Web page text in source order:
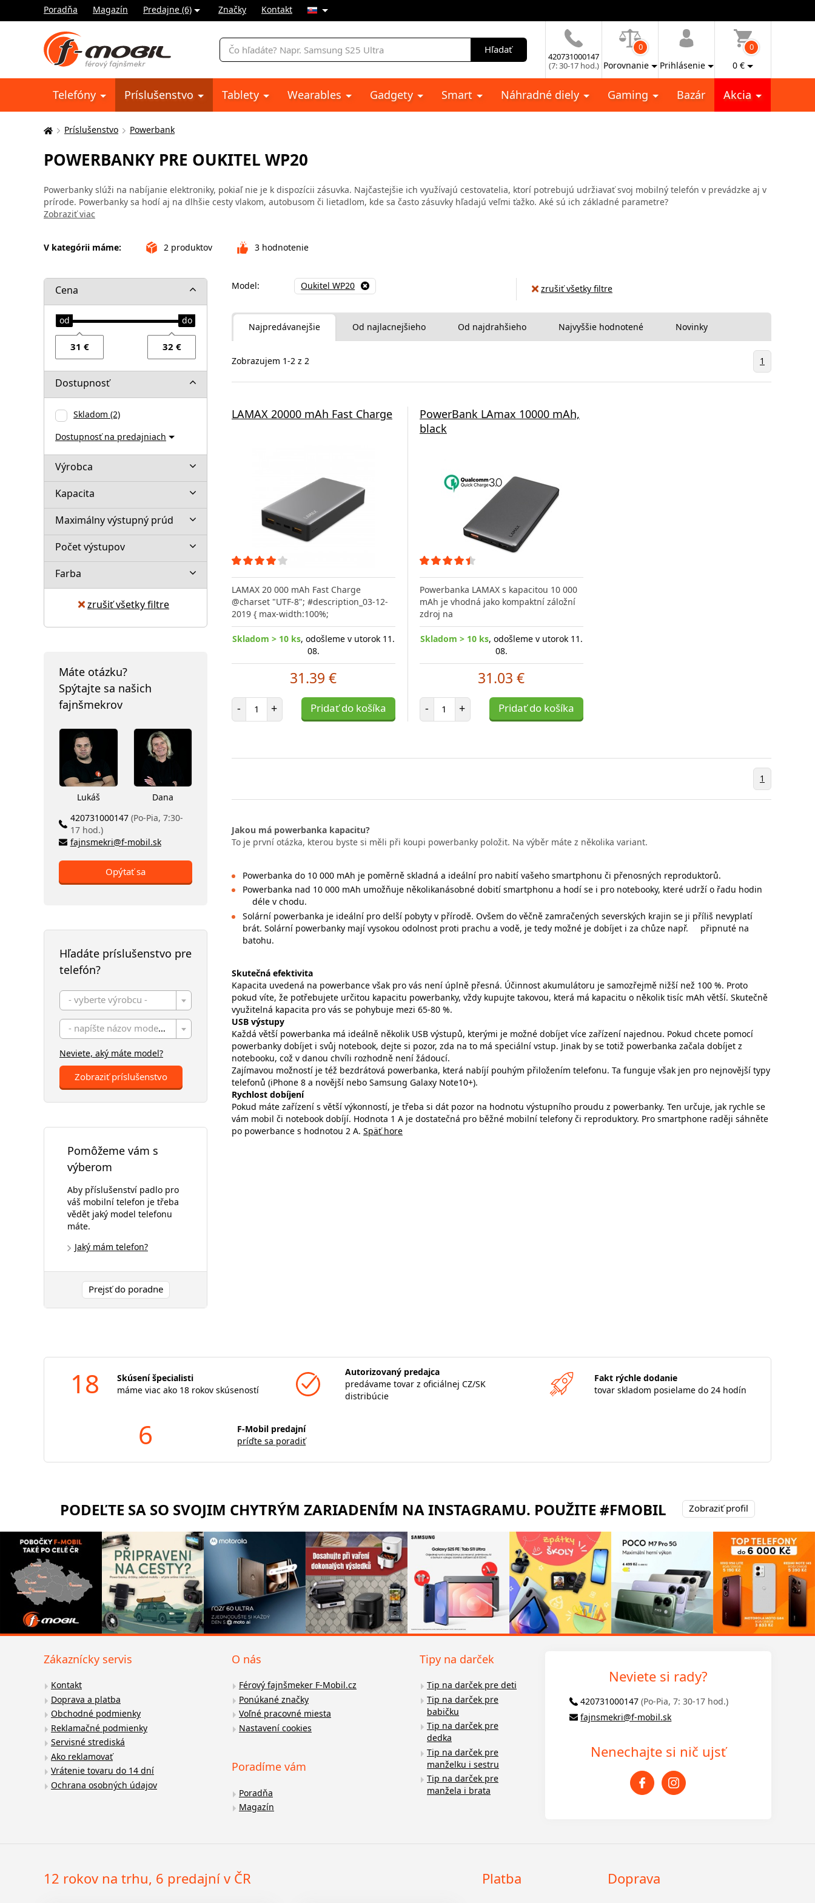
Poradňa Magazín Predajne (6) Značky Kontakt
Vyhľadávanie
Hľadať
420731000147
(7: 30-17 hod.)
0
Porovnanie Prihlásenie
0
0 €
Telefóny Príslušenstvo Tablety Wearables Gadgety Smart Náhradné diely Gaming Bazár Akcia
Tu
nachádzate:
Príslušenstvo Powerbank
POWERBANKY PRE OUKITEL WP20
Powerbanky slúži na nabíjanie elektroniky, pokiaľ nie je k dispozícii zásuvka. Najčastejšie ich využívajú cestovatelia, ktorí potrebujú udržiavať svoj mobilný telefón v prevádzke aj v
prírode. Powerbanky sa hodí aj na dlhšie cesty vlakom, autobusom či lietadlom, kde sa často zásuvky hľadajú veľmi ťažko. Aké sú ich základné parametre?
Zobraziť viac
V kategórii máme: 2 produktov 3 hodnotenie
Cena
Dostupnosť
Skladom (2)
Dostupnosť na predajniach
Výrobca
Kapacita
Maximálny výstupný prúd
Počet výstupov
Farba
zrušiť všetky filtre
Máte otázku?
Spýtajte sa našich
fajnšmekrov
Lukáš
Dana
420731000147 (Po-Pia, 7:30-
17 hod.)
fajnsmekri@f-mobil.sk
Opýtať sa
Hľadáte príslušenstvo pre
telefón?
- vyberte výrobcu -
- napíšte názov modelu -
Neviete, aký máte model?
Zobraziť príslušenstvo
Pomôžeme vám s
výberom
Aby příslušenství padlo pro
váš mobilní telefon je třeba
vědět jaký model telefonu
máte.
Jaký mám telefon?
Prejsť do poradne
Model: Oukitel WP20 zrušiť všetky filtre
Najpredávanejšie Od najlacnejšieho Od najdrahšieho Najvyššie hodnotené Novinky
Zobrazujem 1-2 z 2 1
LAMAX 20000 mAh Fast Charge
LAMAX 20 000 mAh Fast Charge
@charset "UTF-8"; #description_03-12-
2019 { max-width:100%;
Skladom > 10 ks, odošleme v utorok 11.
08.
31.39 €
- Počet položiek
+ Pridať do košíka
PowerBank LAmax 10000 mAh,
black
Powerbanka LAMAX s kapacitou 10 000
mAh je vhodná jako kompaktní záložní
zdroj na
Skladom > 10 ks, odošleme v utorok 11.
08.
31.03 €
- Počet položiek
+ Pridať do košíka
1
Jakou má powerbanka kapacitu?
To je první otázka, kterou byste si měli při koupi powerbanky položit. Na výběr máte z několika variant.
Powerbanka do 10 000 mAh je poměrně skladná a ideální pro nabití vašeho smartphonu či přenosných reproduktorů.
Powerbanka nad 10 000 mAh umožňuje několikanásobné dobití smartphonu a hodí se i pro notebooky, které udrží o řadu hodin
déle v chodu.
Solární powerbanka je ideální pro delší pobyty v přírodě. Ovšem do věčně zamračených severských krajin se ji příliš nevyplatí
brát. Solární powerbanky mají vysokou odolnost proti prachu a vodě, je tedy možné je dobíjet i za chůze např.
připnuté na
batohu.
Skutečná efektivita
Kapacita uvedená na powerbance však pro vás není úplně přesná. Účinnost akumulátoru je samozřejmě nižší než 100 %. Proto
pokud víte, že potřebujete určitou kapacitu powerbanky, vždy kupujte takovou, která má kapacitu o několik tisíc mAh větší. Skutečně
využitelná kapacita pro vás se pohybuje mezi 65-80 %.
USB výstupy
Každá větší powerbanka má ideálně několik USB výstupů, kterými je možné dobíjet více zařízení najednou. Pokud chcete pomocí
powerbanky dobíjet i svůj notebook, dejte si pozor, zda na to má speciální vstup. Jinak by se totiž powerbanka začala dobíjet z
notebooku, což v danou chvíli rozhodně není žádoucí.
Zajímavou možností je též bezdrátová powerbanka, která nabíjí pouhým přiložením telefonu. Ta funguje však jen pro nejnovější typy
telefonů (iPhone 8 a novější nebo Samsung Galaxy Note10+).
Rychlost dobíjení
Pokud máte zařízení s větší výkonností, je třeba si dát pozor na hodnotu výstupního proudu z powerbanky. Ten určuje, jak rychle se
vám mobil či notebook dobíjí. Hodnota 1 A je dostatečná pro běžné mobilní telefony či reproduktory. Pro smartphone raději sáhněte
po powerbance s hodnotou 2 A. Späť hore
18
Skúsení špecialisti
máme viac ako 18 rokov skúseností
Autorizovaný predajca
predávame tovar z oficiálnej CZ/SK
distribúcie
Fakt rýchle dodanie
tovar skladom posielame do 24 hodín
6
F-Mobil predajní
príďte sa poradiť
PODEĽTE SA SO SVOJIM CHYTRÝM ZARIADENÍM NA INSTAGRAMU. POUŽITE #FMOBIL Zobraziť profil
Zákaznícky servis
Kontakt
Doprava a platba
Obchodné podmienky
Reklamačné podmienky
Servisné strediská
Ako reklamovať
Vrátenie tovaru do 14 dní
Ochrana osobných údajov
O nás
Férový fajnšmeker F-Mobil.cz
Ponúkané značky
Voľné pracovné miesta
Nastavení cookies
Poradíme vám
Poradňa
Magazín
Tipy na darček
Tip na darček pre deti
Tip na darček pre
babičku
Tip na darček pre
dedka
Tip na darček pre
manželku i sestru
Tip na darček pre
manžela i brata
Neviete si rady?
420731000147 (Po-Pia, 7: 30-17 hod.)
fajnsmekri@f-mobil.sk
Nenechajte si nič ujsť
12 rokov na trhu, 6 predajní v ČR Platba Doprava